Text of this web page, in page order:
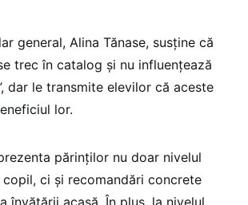
general, Alina Tănase, susține că
trec în catalog și nu influențează
dar le transmite elevilor că aceste
lor.
părinților nu doar nivelul
ci și recomandări concrete
învățării acasă. În plus, la nivelul